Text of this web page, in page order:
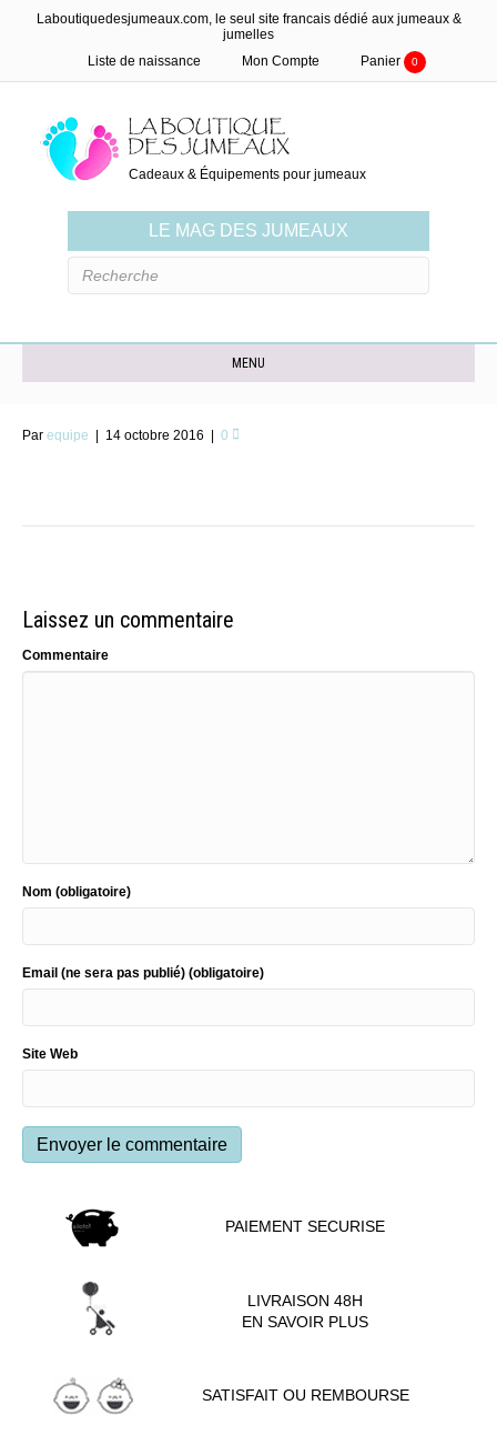
Laboutiquedesjumeaux.com, le seul site francais dédié aux jumeaux &
jumelles
Liste de naissance
Mon Compte Panier 0
Cadeaux & Équipements pour jumeaux
LE MAG DES JUMEAUX
MENU
Par equipe | 14 octobre 2016 | 0
Laissez un commentaire
Commentaire
Nom (obligatoire)
Email (ne sera pas publié) (obligatoire)
Site Web
PAIEMENT SECURISE
LIVRAISON 48H
EN SAVOIR PLUS
SATISFAIT OU REMBOURSE